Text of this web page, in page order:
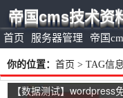
首页 服务器管理 帝国
帝国cms技术资
你的位置： 首页 > TAG信
【数据测试】wordpress